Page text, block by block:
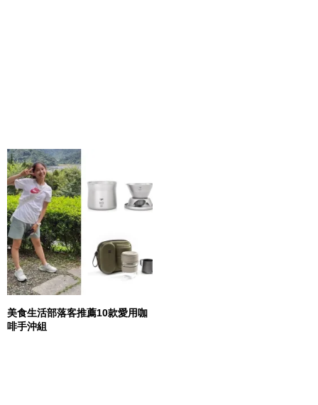
美食生活部落客推薦10款愛用咖
啡手沖組